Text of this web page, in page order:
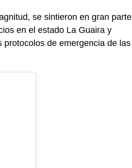
se sintieron en gran parte
en el estado La Guaira y
de emergencia de las